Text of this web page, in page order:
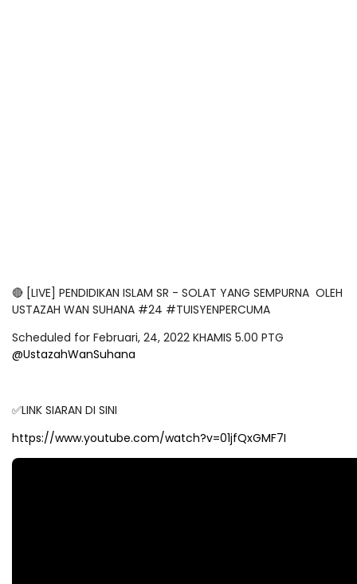
🔴 [LIVE] PENDIDIKAN ISLAM SR - SOLAT YANG SEMPURNA OLEH
USTAZAH WAN SUHANA #24 #TUISYENPERCUMA
Scheduled for Februari, 24, 2022 KHAMIS 5.00 PTG
@UstazahWanSuhana
✅LINK SIARAN DI SINI
https://www.youtube.com/watch?v=01jfQxGMF7I